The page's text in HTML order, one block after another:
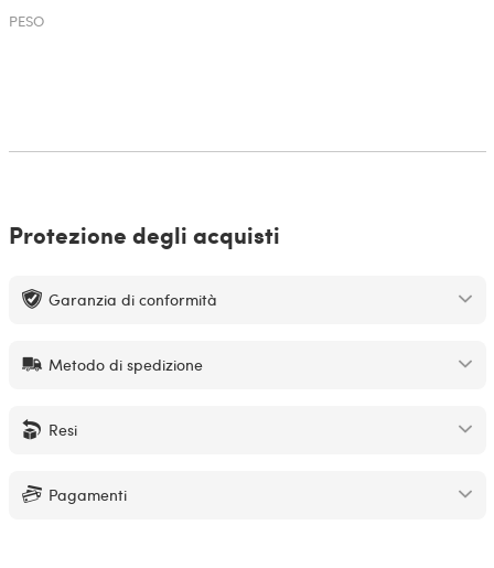
PESO
Protezione degli acquisti
Garanzia di conformità
Metodo di spedizione
Resi
Pagamenti